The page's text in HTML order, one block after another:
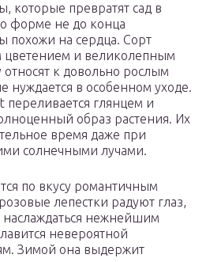
которые превратят сад в
форме не до конца
похожи на сердца. Сорт
цветением и великолепным
к довольно рослым
нуждается в особенном уходе.
переливается глянцем и
образ растения. Их
время даже при
солнечными лучами.
по вкусу романтичным
лепестки радуют глаз,
наслаждаться нежнейшим
невероятной
Зимой она выдержит